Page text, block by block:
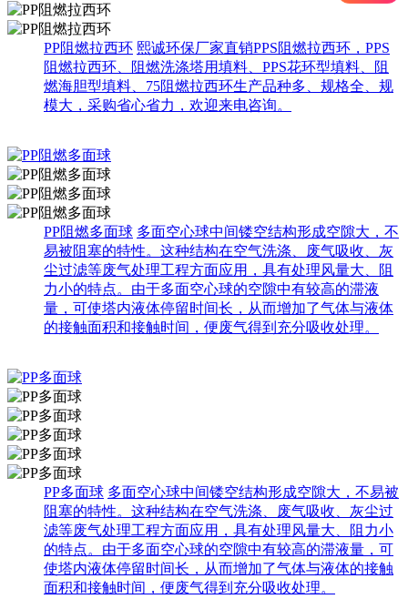
PP阻燃拉西环 熙诚环保厂家直销PPS阻燃拉西环，PPS
阻燃拉西环、阻燃洗涤塔用填料、PPS花环型填料、阻
燃海胆型填料、75阻燃拉西环生产品种多、规格全、规
模大，采购省心省力，欢迎来电咨询。
PP阻燃多面球 多面空心球中间镂空结构形成空隙大，不
易被阻塞的特性。这种结构在空气洗涤、废气吸收、灰
尘过滤等废气处理工程方面应用，具有处理风量大、阻
力小的特点。由于多面空心球的空隙中有较高的滞液
量，可使塔内液体停留时间长，从而增加了气体与液体
的接触面积和接触时间，便废气得到充分吸收处理。
PP多面球 多面空心球中间镂空结构形成空隙大，不易被
阻塞的特性。这种结构在空气洗涤、废气吸收、灰尘过
滤等废气处理工程方面应用，具有处理风量大、阻力小
的特点。由于多面空心球的空隙中有较高的滞液量，可
使塔内液体停留时间长，从而增加了气体与液体的接触
面积和接触时间，便废气得到充分吸收处理。